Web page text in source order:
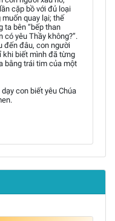
cặp bồ với đủ loại
quay lại; thế
ta bên “bếp than
có yêu Thầy không?”.
đến đâu, con người
khi biết mình đã từng
bằng trái tim của một
con biết yêu Chúa